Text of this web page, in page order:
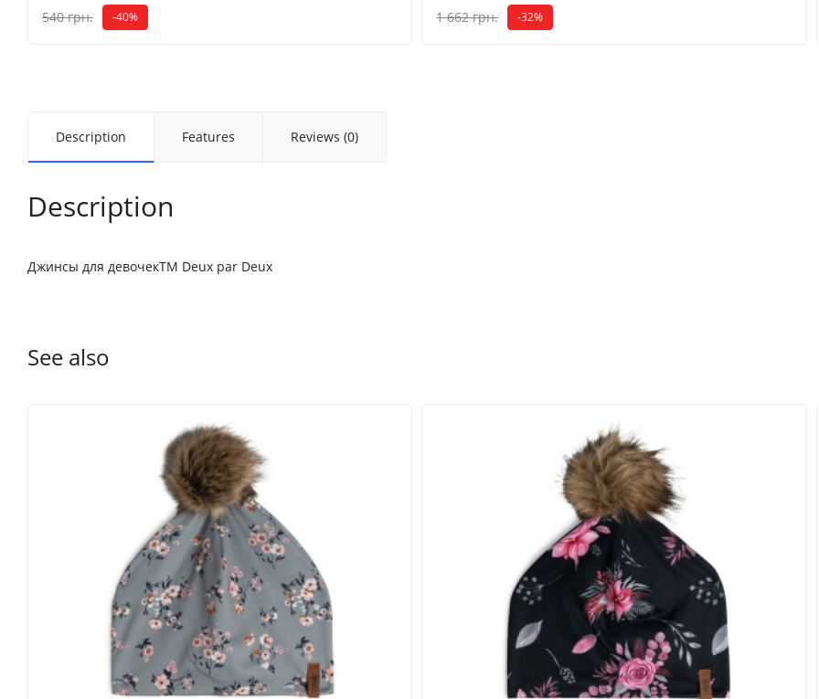
540 грн. -40% 1 662 грн. -32%
Description Features Reviews (0)
Description
Джинсы для девочекТМ Deux par Deux
See also